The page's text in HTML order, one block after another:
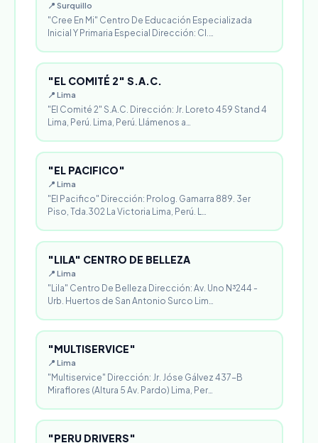
📍 Surquillo
"Cree En Mi" Centro De Educación Especializada
Inicial Y Primaria Especial Dirección: Cl.…
"EL COMITÉ 2" S.A.C.
📍 Lima
"El Comité 2" S.A.C. Dirección: Jr. Loreto 459 Stand 4
Lima, Perú. Lima, Perú. Llámenos a…
"EL PACIFICO"
📍 Lima
"El Pacifico" Dirección: Prolog. Gamarra 889. 3er
Piso, Tda.302 La Victoria Lima, Perú. L…
"LILA" CENTRO DE BELLEZA
📍 Lima
"Lila" Centro De Belleza Dirección: Av. Uno N³244 -
Urb. Huertos de San Antonio Surco Lim…
"MULTISERVICE"
📍 Lima
"Multiservice" Dirección: Jr. Jóse Gálvez 437-B
Miraflores (Altura 5 Av. Pardo) Lima, Per…
"PERU DRIVERS"